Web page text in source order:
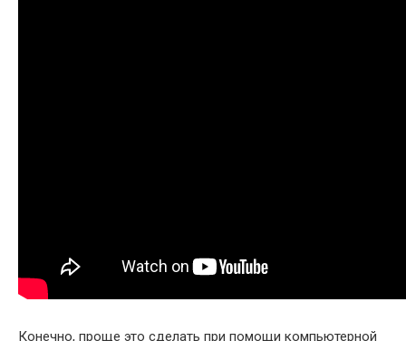
Конечно, проще это сделать при помощи компьютерной